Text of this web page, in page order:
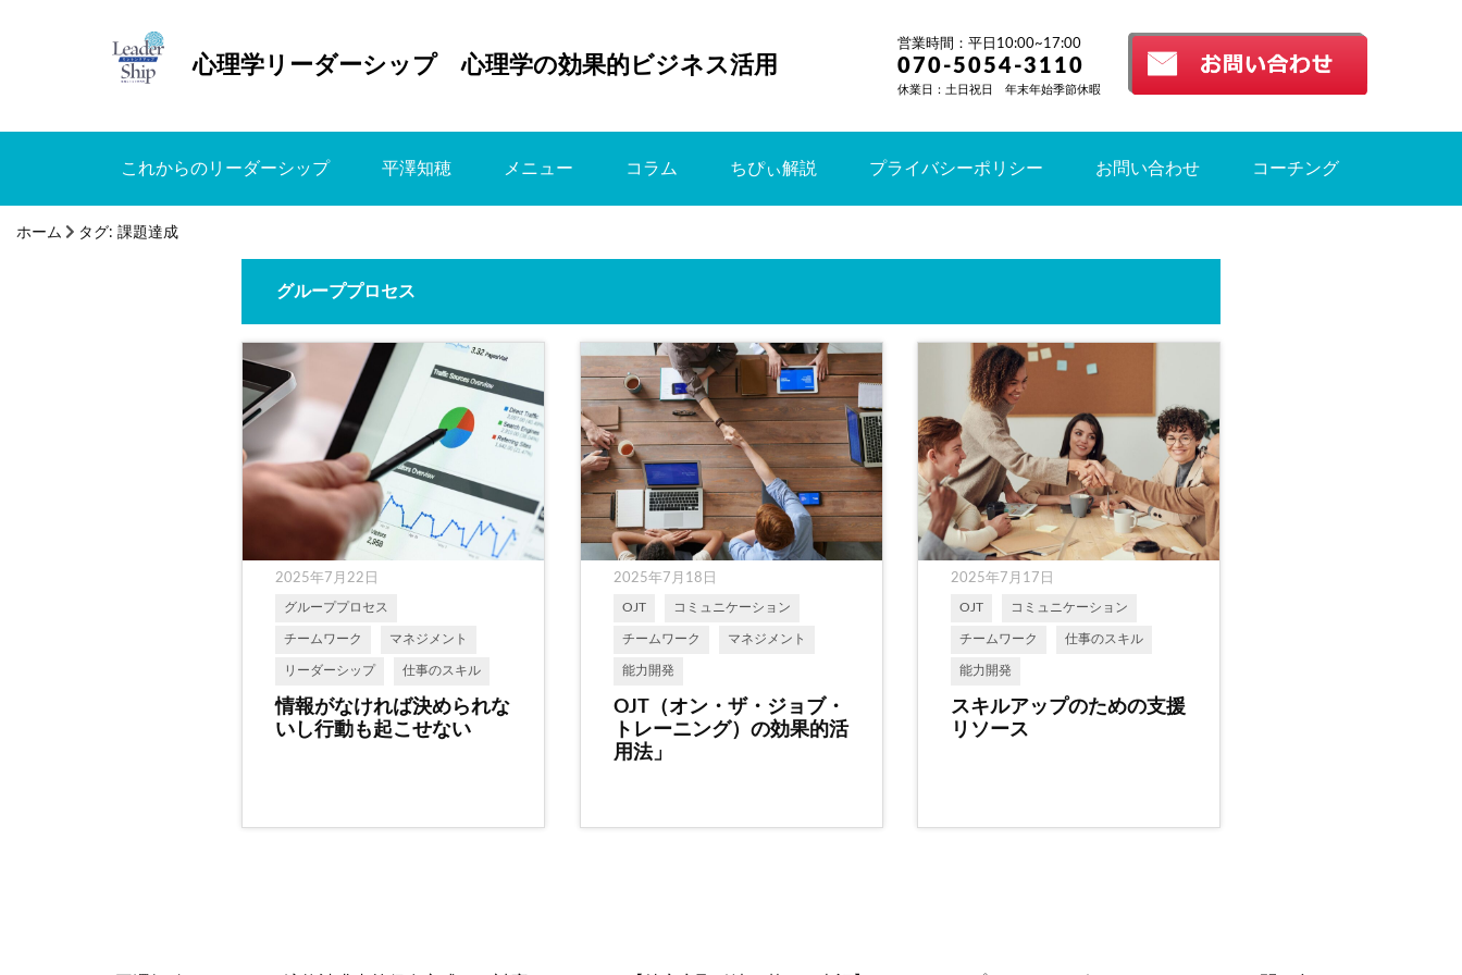
心理学リーダーシップ 心理学の効果的ビジネス活用
営業時間：平日10:00~17:00
070-5054-3110
休業日：土日祝日 年末年始季節休暇
これからのリーダーシップ 平澤知穂 メニュー コラム ちぴぃ解説 プライバシーポリシー お問い合わせ コーチング
ホーム タグ: 課題達成
グループプロセス
2025年7月22日
グループプロセス
チームワーク マネジメント
リーダーシップ 仕事のスキル
情報がなければ決められな
いし行動も起こせない
2025年7月18日
OJT コミュニケーション
チームワーク マネジメント
能力開発
OJT（オン・ザ・ジョブ・
トレーニング）の効果的活
用法」
2025年7月17日
OJT コミュニケーション
チームワーク 仕事のスキル
能力開発
スキルアップのための支援
リソース